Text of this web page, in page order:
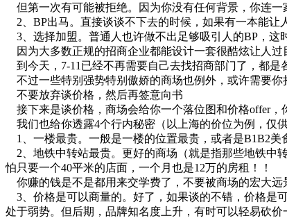
但第一次有可能被拒绝。因为你没有任何背景，你连一
2、BP出马。直接谈谈不下去的时候，如果有一本能让
3、选择加盟。普通人也许做不出足够吸引人的BP，这
因为大多数正规的招商企业都能设计一套很酷炫让人过
到今天，7-11已经不再需要自己去找招商部门了，都是
不过一些特别强势特别傲娇的商场也例外，或许需要你
不要放弃谈价格，然后再签意向书
接下来是谈价格，商场会给你一个落位图和价格offer，
我们也给你透露4个行内秘密（以上海的价位为例，仅供
1、一楼最贵。一般是一楼的位置最贵，或者是B1B2美
2、地铁中转站最贵。更好的商场（就是指那些地铁中
怕只要一个40平米的店面，一个月也是12万的房租！！
你赚的钱是不是都用来交学费了，不要被商场的宏大远
3、价格是可以商量的。好了，如果谈的不错，价格是
处于弱势。但后期，品牌知名度上升，有时可以轻易砍价